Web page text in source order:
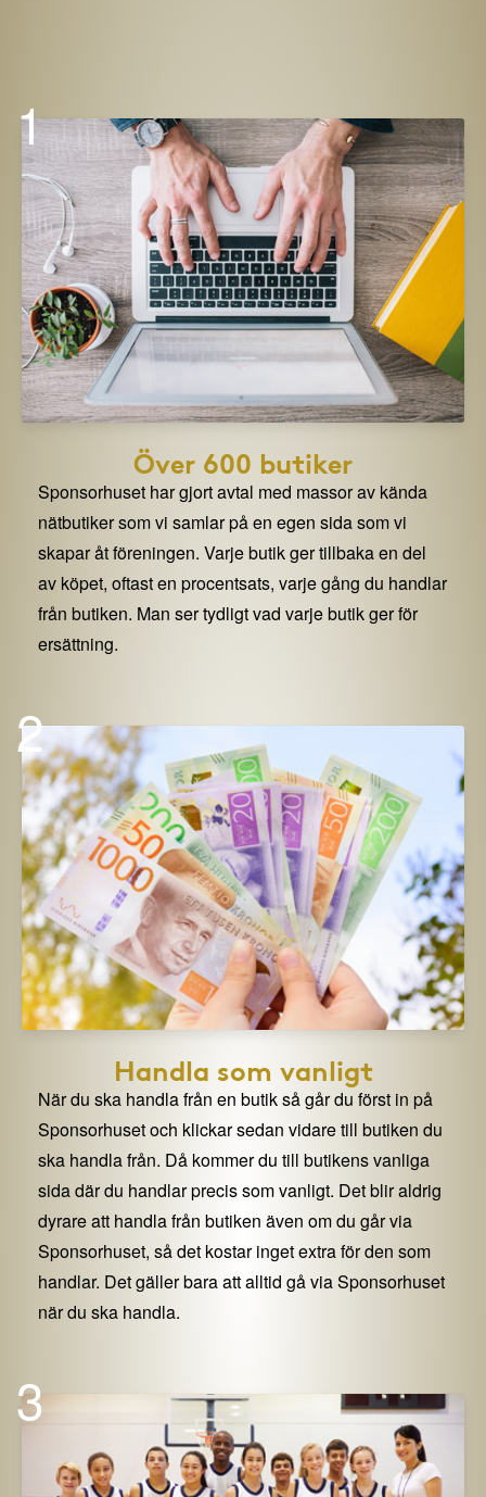
1
Över 600 butiker
Sponsorhuset har gjort avtal med massor av kända
nätbutiker som vi samlar på en egen sida som vi
skapar åt föreningen. Varje butik ger tillbaka en del
av köpet, oftast en procentsats, varje gång du handlar
från butiken. Man ser tydligt vad varje butik ger för
ersättning.
2
Handla som vanligt
När du ska handla från en butik så går du först in på
Sponsorhuset och klickar sedan vidare till butiken du
ska handla från. Då kommer du till butikens vanliga
sida där du handlar precis som vanligt. Det blir aldrig
dyrare att handla från butiken även om du går via
Sponsorhuset, så det kostar inget extra för den som
handlar. Det gäller bara att alltid gå via Sponsorhuset
när du ska handla.
3